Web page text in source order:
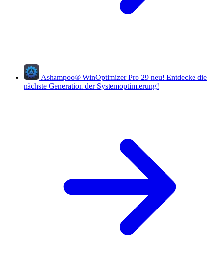
Ashampoo® WinOptimizer Pro 29 neu! Entdecke die
nächste Generation der Systemoptimierung!